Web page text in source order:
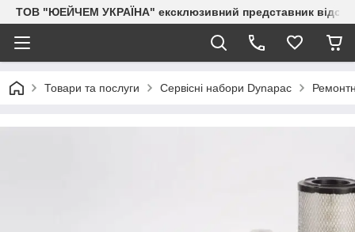
ТОВ "ЮЕЙЧЕМ УКРАЇНА" ексклюзивний представник відомих
Товари та послуги Сервісні набори Dynapac